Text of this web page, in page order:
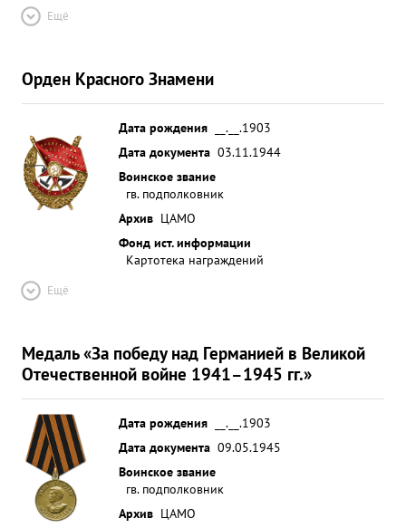
Ещё
Орден Красного Знамени
Дата рождения
__.__.1903
Дата документа 03.11.1944
Воинское звание
гв. подполковник
Архив ЦАМО
Фонд ист. информации
Картотека награждений
Ещё
Медаль «За победу над Германией в Великой
Отечественной войне 1941–1945 гг.»
Дата рождения
__.__.1903
Дата документа 09.05.1945
Воинское звание
гв. подполковник
Архив ЦАМО